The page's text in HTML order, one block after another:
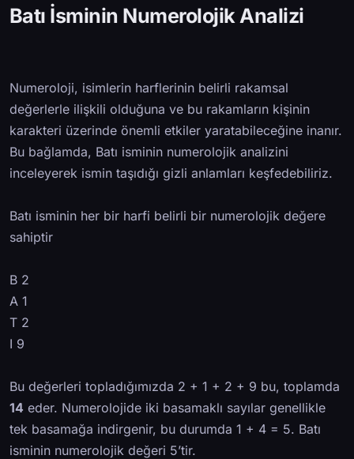
Batı İsminin Numerolojik Analizi
Numeroloji, isimlerin harflerinin belirli rakamsal
değerlerle ilişkili olduğuna ve bu rakamların kişinin
karakteri üzerinde önemli etkiler yaratabileceğine inanır.
Bu bağlamda, Batı isminin numerolojik analizini
inceleyerek ismin taşıdığı gizli anlamları keşfedebiliriz.
Batı isminin her bir harfi belirli bir numerolojik değere
sahiptir
B 2
A 1
T 2
I 9
Bu değerleri topladığımızda 2 + 1 + 2 + 9 bu, toplamda
14 eder. Numerolojide iki basamaklı sayılar genellikle
tek basamağa indirgenir, bu durumda 1 + 4 = 5. Batı
isminin numerolojik değeri 5’tir.